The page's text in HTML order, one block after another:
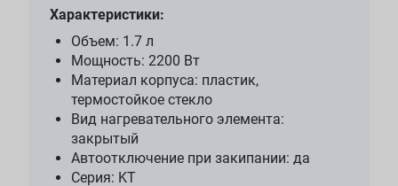
Характеристики:
Объем: 1.7 л
Мощность: 2200 Вт
Материал корпуса: пластик,
термостойкое стекло
Вид нагревательного элемента:
закрытый
Автоотключение при закипании: да
Серия: KT